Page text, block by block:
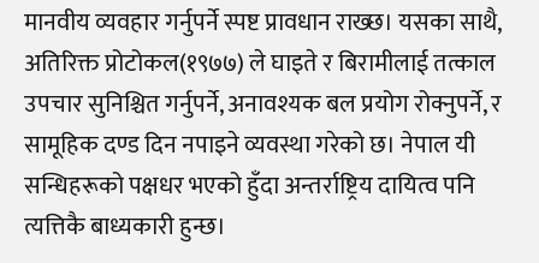
मानवीय व्यवहार गर्नुपर्ने स्पष्ट प्रावधान राख्छ। यसका साथै,
अतिरिक्त प्रोटोकल(१९७७) ले घाइते र बिरामीलाई तत्काल
उपचार सुनिश्चित गर्नुपर्ने, अनावश्यक बल प्रयोग रोक्नुपर्ने, र
सामूहिक दण्ड दिन नपाइने व्यवस्था गरेको छ। नेपाल यी
सन्धिहरूको पक्षधर भएको हुँदा अन्तर्राष्ट्रिय दायित्व पनि
त्यत्तिकै बाध्यकारी हुन्छ।